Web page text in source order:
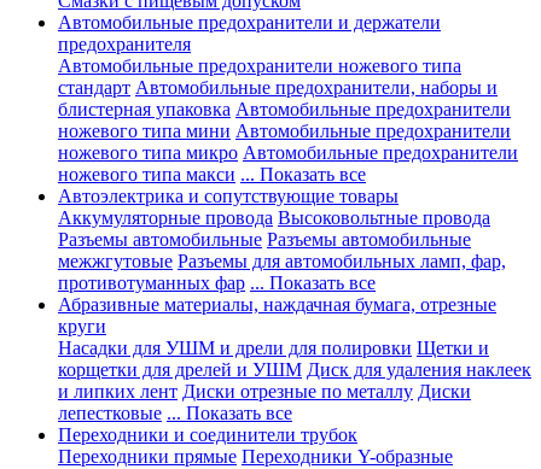
Автомобильные предохранители и держатели
предохранителя
Автомобильные предохранители ножевого типа
стандарт Автомобильные предохранители, наборы и
блистерная упаковка Автомобильные предохранители
ножевого типа мини Автомобильные предохранители
ножевого типа микро Автомобильные предохранители
ножевого типа макси ... Показать все
Автоэлектрика и сопутствующие товары
Аккумуляторные провода Высоковольтные провода
Разъемы автомобильные Разъемы автомобильные
межжгутовые Разъемы для автомобильных ламп, фар,
противотуманных фар ... Показать все
Абразивные материалы, наждачная бумага, отрезные
круги
Насадки для УШМ и дрели для полировки Щетки и
корщетки для дрелей и УШМ Диск для удаления наклеек
и липких лент Диски отрезные по металлу Диски
лепестковые ... Показать все
Переходники и соединители трубок
Переходники прямые Переходники Y-образные